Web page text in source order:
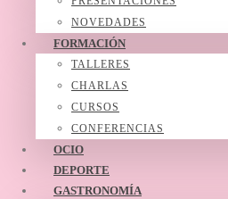
NOVEDADES
FORMACIÓN
TALLERES
CHARLAS
CURSOS
CONFERENCIAS
OCIO
DEPORTE
GASTRONOMÍA